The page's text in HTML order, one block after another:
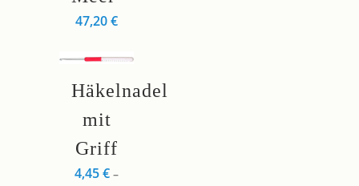
47,20€
Produkt
weist
Varianten
auf.
Häkelnadel
mit
Griff
4,45€ –